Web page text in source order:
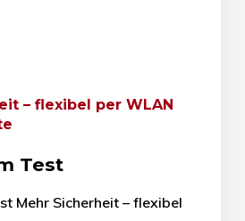
– flexibel per WLAN
Test
Mehr Sicherheit – flexibel